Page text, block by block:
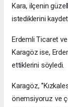
Kara, ilçenin
istediklerini
Erdemli Ticaret
Karagöz ise,
ettiklerini söyledi.
Karagöz,
önemsiyoruz ve